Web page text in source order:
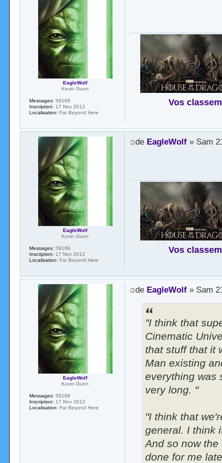
Vos
EagleWolf
Kevin Gunn
Messages: 59169
Inscription: 17 Nov 2012
Localisation: Far Beyond Here
de EagleWolf» Sam
Vos
EagleWolf
Kevin Gunn
Messages: 59169
Inscription: 17 Nov 2012
Localisation: Far Beyond Here
de EagleWolf» Sam
"I think that
Cinematic
that stuff that it
Man existing
everything was
very long. "
"I think that
general. I think
And so now
done for me
EagleWolf
Kevin Gunn
Messages: 59169
Inscription: 17 Nov 2012
Localisation: Far Beyond Here